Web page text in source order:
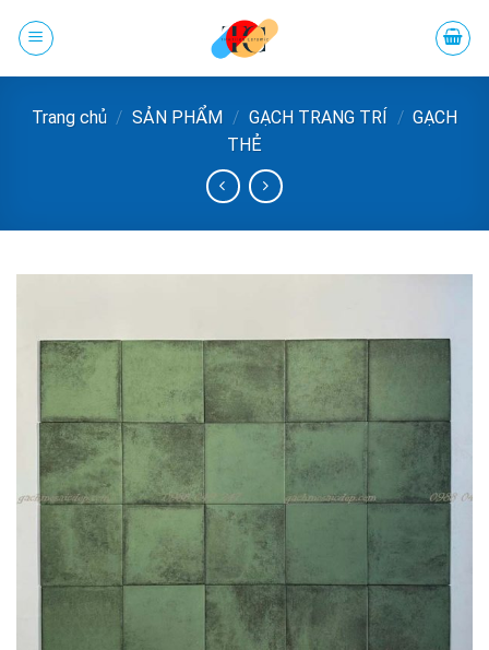
đến
Trang chủ / SẢN PHẨM / GẠCH TRANG TRÍ / GẠCH
THẺ